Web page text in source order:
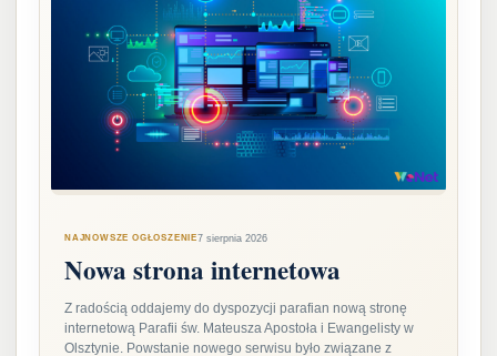
NAJNOWSZE OGŁOSZENIE7 sierpnia 2026
Nowa strona internetowa
Z radością oddajemy do dyspozycji parafian nową stronę
internetową Parafii św. Mateusza Apostoła i Ewangelisty w
Olsztynie. Powstanie nowego serwisu było związane z